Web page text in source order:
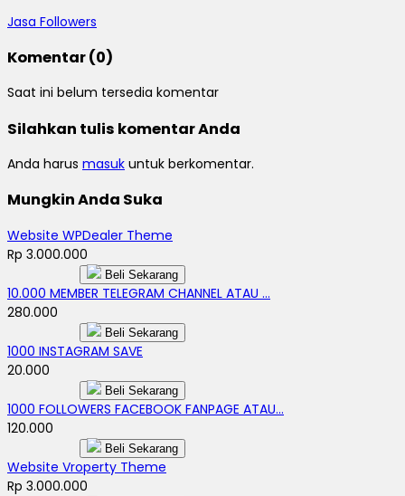
Jasa Followers
Komentar (0)
Saat ini belum tersedia komentar
Silahkan tulis komentar Anda
Anda harus masuk untuk berkomentar.
Mungkin Anda Suka
Website WPDealer Theme
Rp 3.000.000
Beli Sekarang
10.000 MEMBER TELEGRAM CHANNEL ATAU ...
280.000
Beli Sekarang
1000 INSTAGRAM SAVE
20.000
Beli Sekarang
1000 FOLLOWERS FACEBOOK FANPAGE ATAU...
120.000
Beli Sekarang
Website Vroperty Theme
Rp 3.000.000